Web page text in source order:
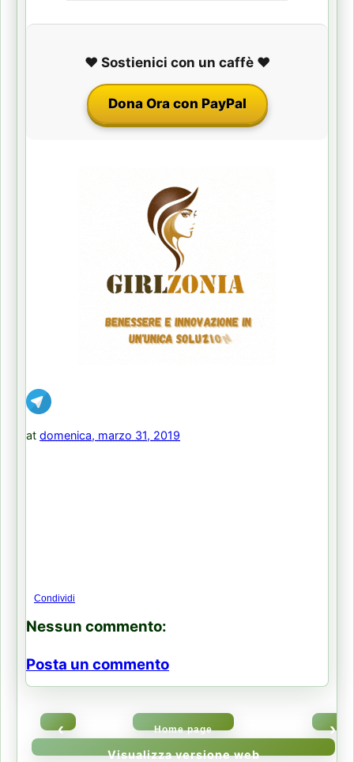
❤️ Sostienici con un caffè ❤️
Dona Ora con PayPal
at domenica, marzo 31, 2019
Condividi
Nessun commento:
Posta un commento
‹ ›
Home page
Visualizza versione web